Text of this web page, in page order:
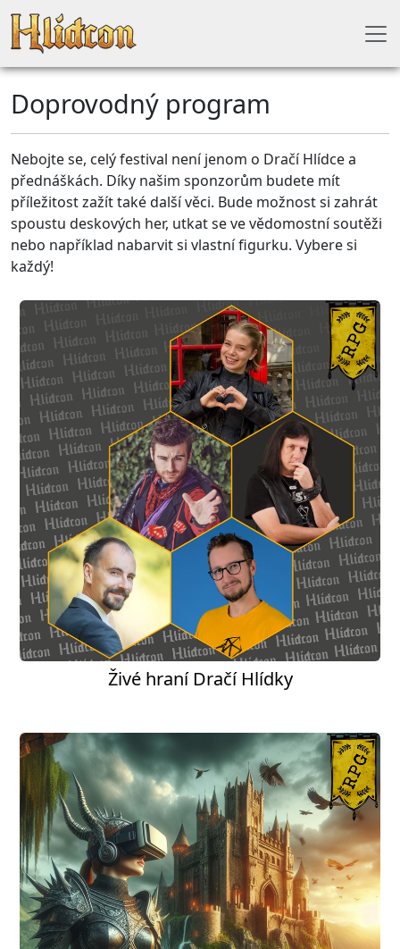
Doprovodný program
Nebojte se, celý festival není jenom o Dračí Hlídce a
přednáškách. Díky našim sponzorům budete mít
příležitost zažít také další věci. Bude možnost si zahrát
spoustu deskových her, utkat se ve vědomostní soutěži
nebo například nabarvit si vlastní figurku. Vybere si
každý!
Živé hraní Dračí Hlídky